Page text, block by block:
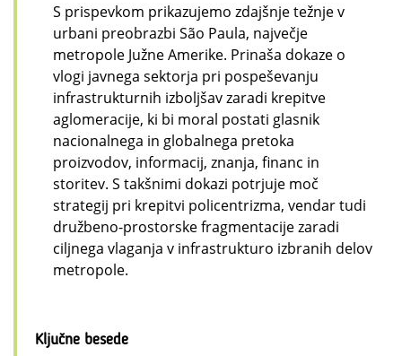
S prispevkom prikazujemo zdajšnje težnje v
urbani preobrazbi São Paula, največje
metropole Južne Amerike. Prinaša dokaze o
vlogi javnega sektorja pri pospeševanju
infrastrukturnih izboljšav zaradi krepitve
aglomeracije, ki bi moral postati glasnik
nacionalnega in globalnega pretoka
proizvodov, informacij, znanja, financ in
storitev. S takšnimi dokazi potrjuje moč
strategij pri krepitvi policentrizma, vendar tudi
družbeno-prostorske fragmentacije zaradi
ciljnega vlaganja v infrastrukturo izbranih delov
metropole.
Ključne besede